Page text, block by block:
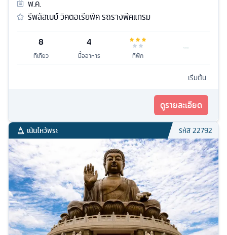
พ.ค.
รีพลัสเบย์ วิคตอเรียพีค รถรางพีคแทรม
8
ที่เที่ยว
4
มื้ออาหาร ที่พัก
เริ่มต้น
ดูรายละเอียด
เน้นไหว้พระ รหัส22792